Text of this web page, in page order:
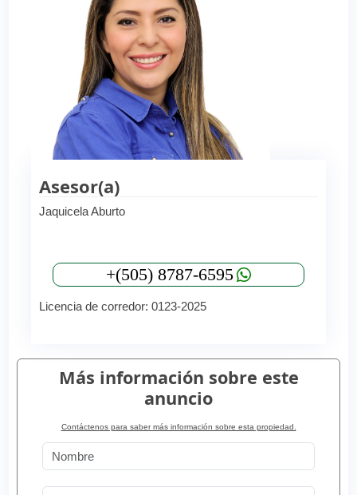
Asesor(a)
Jaquicela Aburto
+(505) 8787-6595
Licencia de corredor: 0123-2025
Más información sobre este
anuncio
Contáctenos para saber más información sobre esta propiedad.